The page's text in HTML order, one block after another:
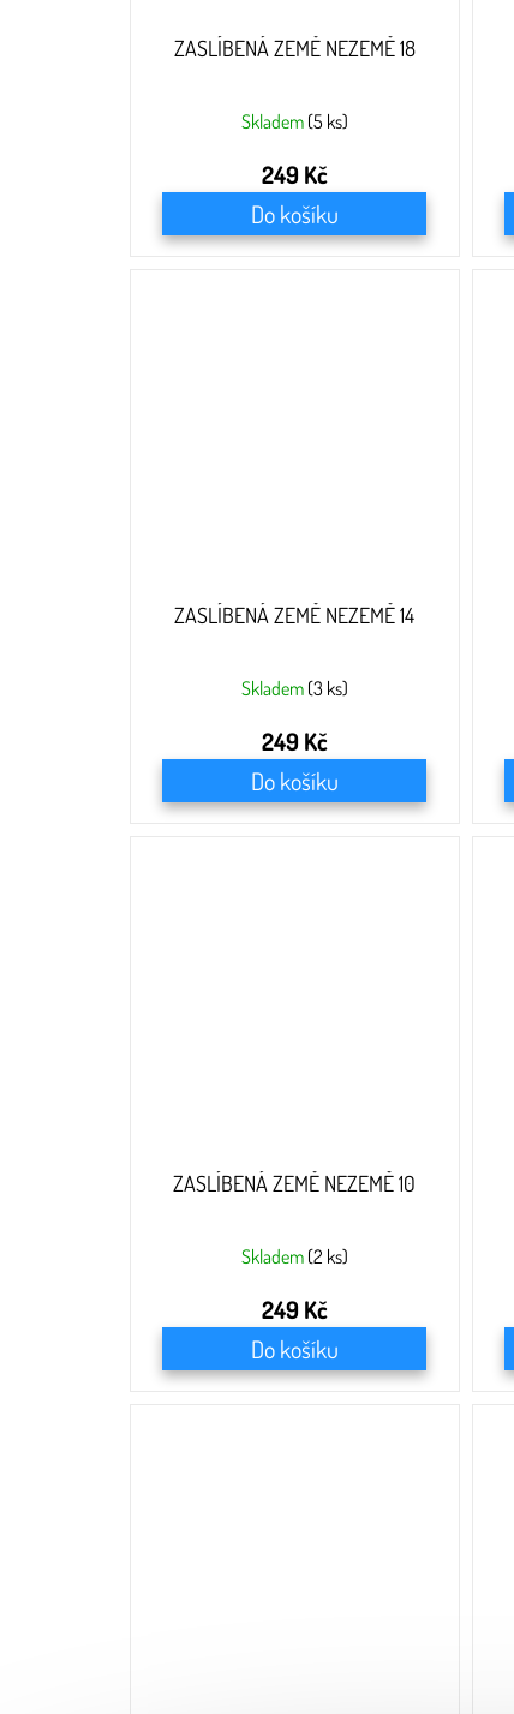
ZASLÍBENÁ ZEMĚ NEZEMĚ 18
Skladem (5 ks)
249 Kč
Do košíku
ZASLÍBENÁ ZEMĚ NEZEMĚ 14
Skladem (3 ks)
249 Kč
Do košíku
ZASLÍBENÁ ZEMĚ NEZEMĚ 10
Skladem (2 ks)
249 Kč
Do košíku